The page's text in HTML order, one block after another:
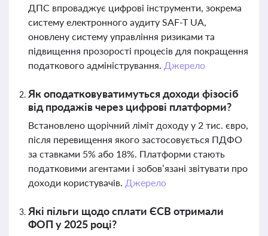
ДПС впроваджує цифрові інструменти, зокрема
систему електронного аудиту SAF-T UA,
оновлену систему управління ризиками та
підвищення прозорості процесів для покращення
податкового адміністрування. Джерело
Як оподатковуватимуться доходи фізосіб
від продажів через цифрові платформи?
Встановлено щорічний ліміт доходу у 2 тис. євро,
після перевищення якого застосовується ПДФО
за ставками 5% або 18%. Платформи стають
податковими агентами і зобов’язані звітувати про
доходи користувачів. Джерело
Які пільги щодо сплати ЄСВ отримали
ФОП у 2025 році?